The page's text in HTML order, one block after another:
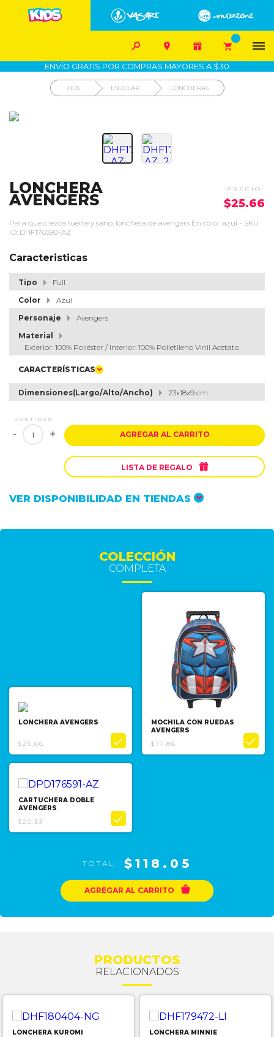
 
   
1700-VASARI (827274) MIS PEDIDOS
COMO COMPRAR DEVOLUCIÓN SIN COSTO
ENVÍO GRATIS POR COMPRAS MAYORES A $30
KIDS ESCOLAR LONCHERAS
LONCHERA
AVENGERS $25.66
Para que crezca fuerte y sano, lonchera de avengers En color azul - SKU
ID: DHF176590-AZ
Caracteristicas
Tipo
Full
Color
Azul
Personaje
Avengers
Material
Exterior: 100% Poliéster / Interior: 100% Polietileno Vinil Acetato
CARACTERÍSTICAS
Dimensiones(Largo/Alto/Ancho) 23x18x9 cm
CANTIDAD
- + AGREGAR AL CARRITO
LISTA DE REGALO 
VER DISPONIBILIDAD EN TIENDAS
LONCHERA AVENGERS
$25.66 
MOCHILA CON RUEDAS
AVENGERS
$71.86

CARTUCHERA DOBLE
AVENGERS
$20.53

COLECCIÓN
COMPLETA
TOTAL: $118.05
AGREGAR AL CARRITO 
PRODUCTOS
RELACIONADOS
LONCHERA KUROMI LONCHERA MINNIE